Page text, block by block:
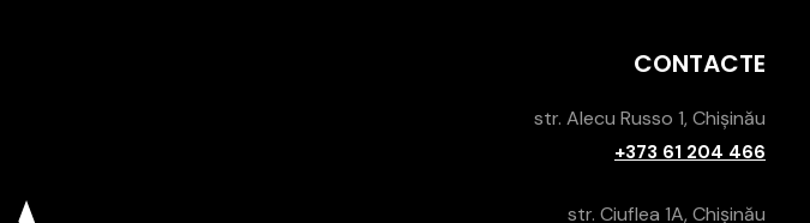
CONTACTE
str. Alecu Russo 1, Chișinău
+373 61 204 466
str. Ciuflea 1A, Chișinău